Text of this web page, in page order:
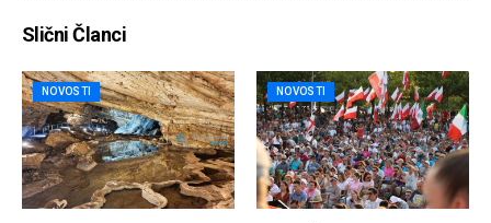
Slični Članci
NOVOSTI NOVOSTI